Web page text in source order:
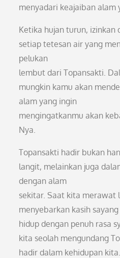
menyadari keajaiban alam
Ketika hujan turun, izinkan
setiap tetesan air yang
pelukan
lembut dari Topansakti.
mungkin kamu akan
alam yang ingin
mengingatkanmu akan
Nya.
Topansakti hadir bukan
langit, melainkan juga
dengan alam
sekitar. Saat kita merawat
menyebarkan kasih
hidup dengan penuh rasa
kita seolah mengundang
hadir dalam kehidupan kita.